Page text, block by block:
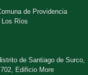
de Providencia
Los Ríos
de Santiago de Surco,
Edificio More